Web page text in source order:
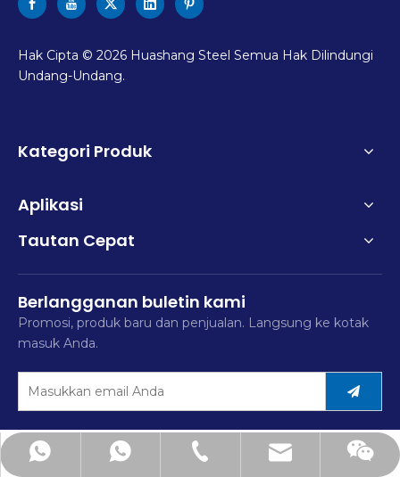
Hak Cipta © 2026 Huashang Steel Semua Hak Dilindungi
Undang-Undang.
+8613777773238
+86-577-86383608
mimi@hsfitting.com
Kategori Produk
Aplikasi
Tautan Cepat
Berlangganan buletin kami
Promosi, produk baru dan penjualan. Langsung ke kotak
masuk Anda.